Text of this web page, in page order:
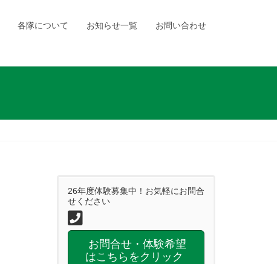
各隊について お知らせ一覧 お問い合わせ
26年度体験募集中！お気軽にお問合
せください
お問合せ・体験希望
はこちらをクリック